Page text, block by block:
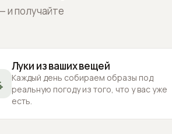
и получайте
Луки из ваших вещей
Каждый день собираем образы под
реальную погоду из того, что у вас уже
есть.